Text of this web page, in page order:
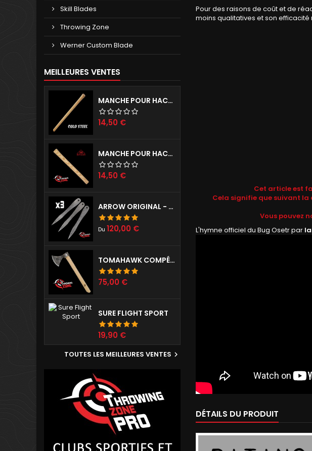
Skill Blades
Throwing Zone
Werner Custom Blade
MEILLEURES VENTES
MANCHE POUR HACHES COLD STEEL
Prix
14,50 €
MANCHE POUR HACHE RINALDI
Prix
14,50 €
ARROW ORIGINAL - SET DE 3
Du Prix
120,00 €
TOMAHAWK COMPÉTITION PRÉPARÉ
Prix
75,00 €
SURE FLIGHT SPORT
Prix
19,90 €
TOUTES LES MEILLEURES VENTES 
Pour des raisons de coût et de
moins qualitatives et son
Cet article est
Cela signifie que suivant la
Vous pouvez
L'hymne officiel du Bug Osetr par
DÉTAILS DU PRODUIT